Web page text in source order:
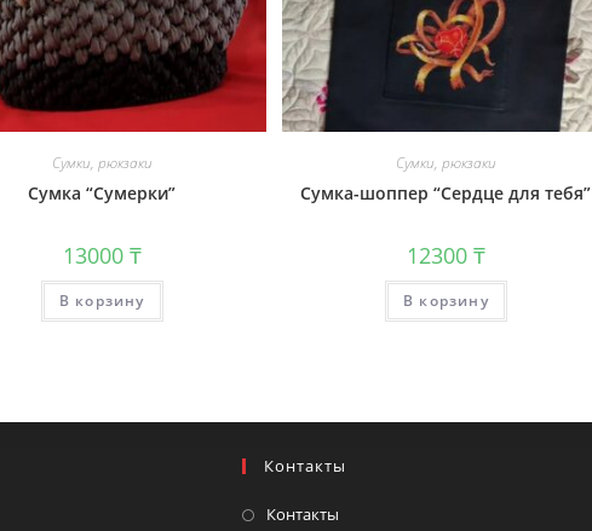
Сумки, рюкзаки
Сумка “Сумерки”
13000 ₸
В корзину
Сумки, рюкзаки
Сумка-шоппер “Сердце для тебя”
12300 ₸
В корзину
Контакты
Контакты